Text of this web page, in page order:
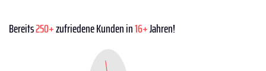
Bereits250+zufriedene Kunden in16+Jahren!